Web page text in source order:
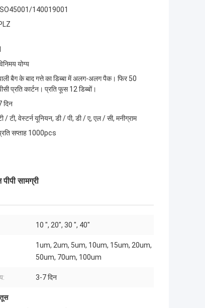
ISO45001/140019001
योग्य
बैग के बाद गत्ते का डिब्बा में अलग-अलग पैक। फिर 50
प्रति कार्टन। प्रति फूस 12 डिब्बों।
दिन
/ टी, वेस्टर्न यूनियन, डी / पी, डी / ए, एल / सी, मनीग्राम
सप्ताह 1000pcs
सामग्री
10 ", 20", 30 ", 40"
1um, 2um, 5um, 10um, 15um, 20um,
50um, 70um, 100um
3-7 दिन